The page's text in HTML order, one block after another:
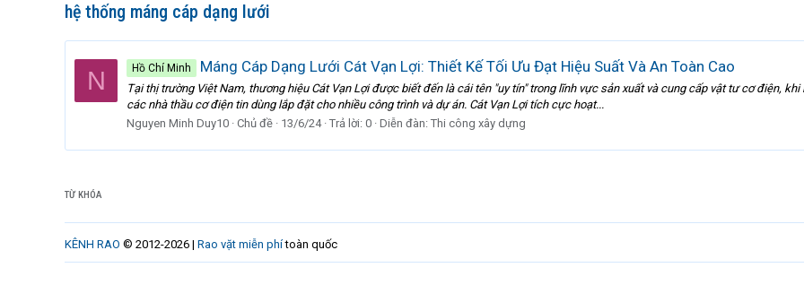
hệ thống máng cáp dạng lưới
N Hồ Chí Minh Máng Cáp Dạng Lưới Cát Vạn Lợi: Thiết Kế Tối Ưu Đạt Hiệu Suất Và An Toàn Cao
Tại thị trường Việt Nam, thương hiệu Cát Vạn Lợi được biết đến là cái tên "uy tín" trong lĩnh vực sản xuất và cung cấp vật tư cơ điện,
các nhà thầu cơ điện tin dùng lắp đặt cho nhiều công trình và dự án. Cát Vạn Lợi tích cực hoạt...
Nguyen Minh Duy10 Chủ đề 13/6/24 Trả lời: 0 Diễn đàn: Thi công xây dựng
TỪ KHÓA
KÊNH RAO © 2012-2026 | Rao vặt miễn phítoàn quốc